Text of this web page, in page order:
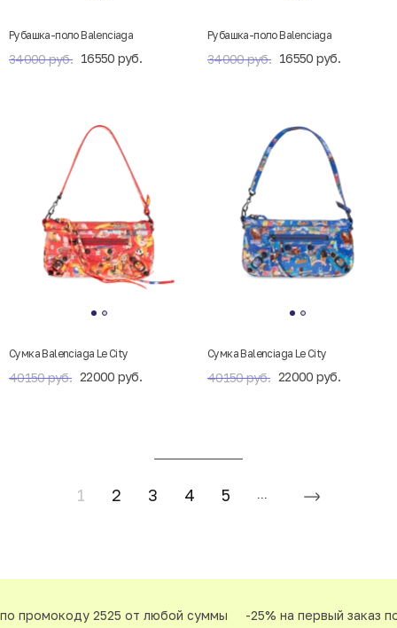
Рубашка-поло Balenciaga
34000 руб. 16550 руб.
Рубашка-поло Balenciaga
34000 руб. 16550 руб.
Сумка Balenciaga Le City
40150 руб. 22000 руб.
Сумка Balenciaga Le City
40150 руб. 22000 руб.
1 2 3 4 5
2525 от любой суммы -25% на первый заказ по